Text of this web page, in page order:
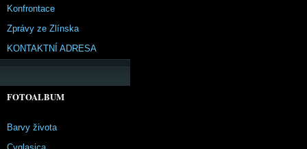
Konfrontace
Zprávy ze Zlínska
KONTAKTNÍ ADRESA
FOTOALBUM
Barvy života